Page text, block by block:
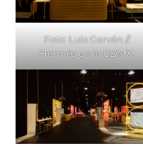
Foto: Luis Garván //
Hermès en la CDMX.